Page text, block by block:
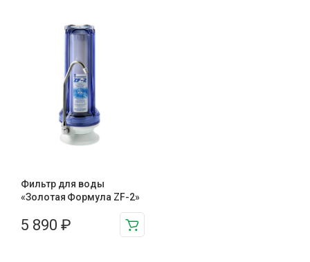
Фильтр для воды
«Золотая Формула ZF-2»
5 890 ₽